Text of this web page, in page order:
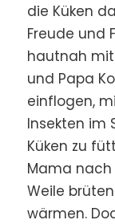
die Küken
Freude und
hautnah
und Papa
einflogen,
Insekten im
Küken zu
Mama
Weile
wärmen.